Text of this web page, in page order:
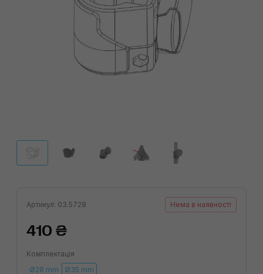
Артикул: 03.5728 Нема в наявності
410 ₴
Комплектація
Ø28 mm
Ø35 mm